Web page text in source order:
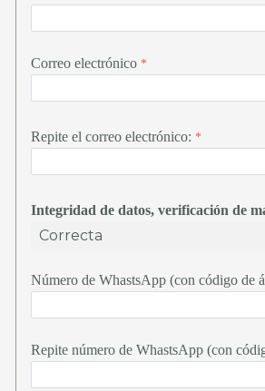
Correo electrónico
Repite el correo electrónico:
Integridad de datos, verificación de
Número de WhastsApp (con código de
Repite número de WhastsApp (con